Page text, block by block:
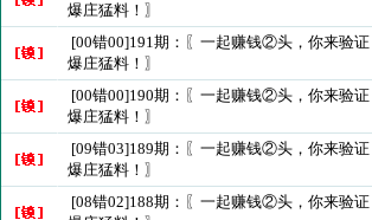
爆庄猛料！〗
[00错00]191期：〖一起赚钱②头，你来验
爆庄猛料！〗
[00错00]190期：〖一起赚钱②头，你来验
爆庄猛料！〗
[09错03]189期：〖一起赚钱②头，你来验
爆庄猛料！〗
[08错02]188期：〖一起赚钱②头，你来验